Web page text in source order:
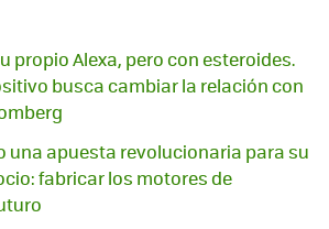
propio Alexa, pero con esteroides.
busca cambiar la relación con
una apuesta revolucionaria para su
fabricar los motores de